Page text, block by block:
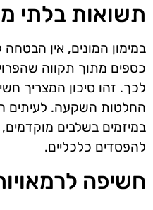
תשואות בלתי
במימון המונים, אין
כספים מתוך תקווה
לכך. זהו סיכון המצריך
החלטות השקעה. לעיתים
במיזמים בשלבים
להפסדים כלכליים.
חשיפה